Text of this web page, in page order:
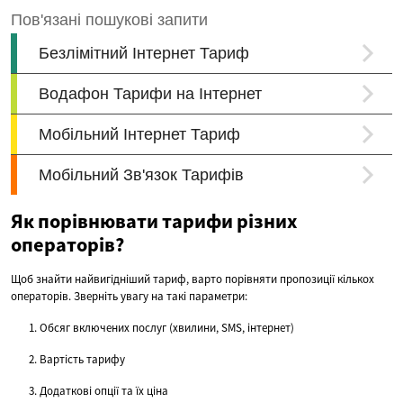
Як порівнювати тарифи різних
операторів?
Щоб знайти найвигідніший тариф, варто порівняти пропозиції кількох
операторів. Зверніть увагу на такі параметри:
Обсяг включених послуг (хвилини, SMS, інтернет)
Вартість тарифу
Додаткові опції та їх ціна